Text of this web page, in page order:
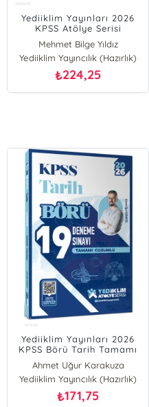
Yediiklim Yayınları 2026
KPSS Atölye Serisi
Matematik 30 Deneme
Sınavı Tamamı Video
Çözümlü
Mehmet Bilge Yıldız
Yediiklim Yayıncılık (Hazırlık)
₺224,25
Yediiklim Yayınları 2026
KPSS Börü Tarih Tamamı
Çözümlü 19 Deneme Sınavı
Ahmet Uğur Karakuza
Yediiklim Yayıncılık (Hazırlık)
₺171,75